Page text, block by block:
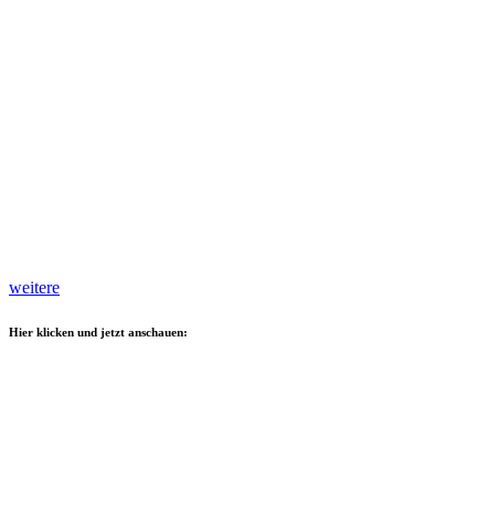
weitere
Hier klicken und jetzt anschauen: